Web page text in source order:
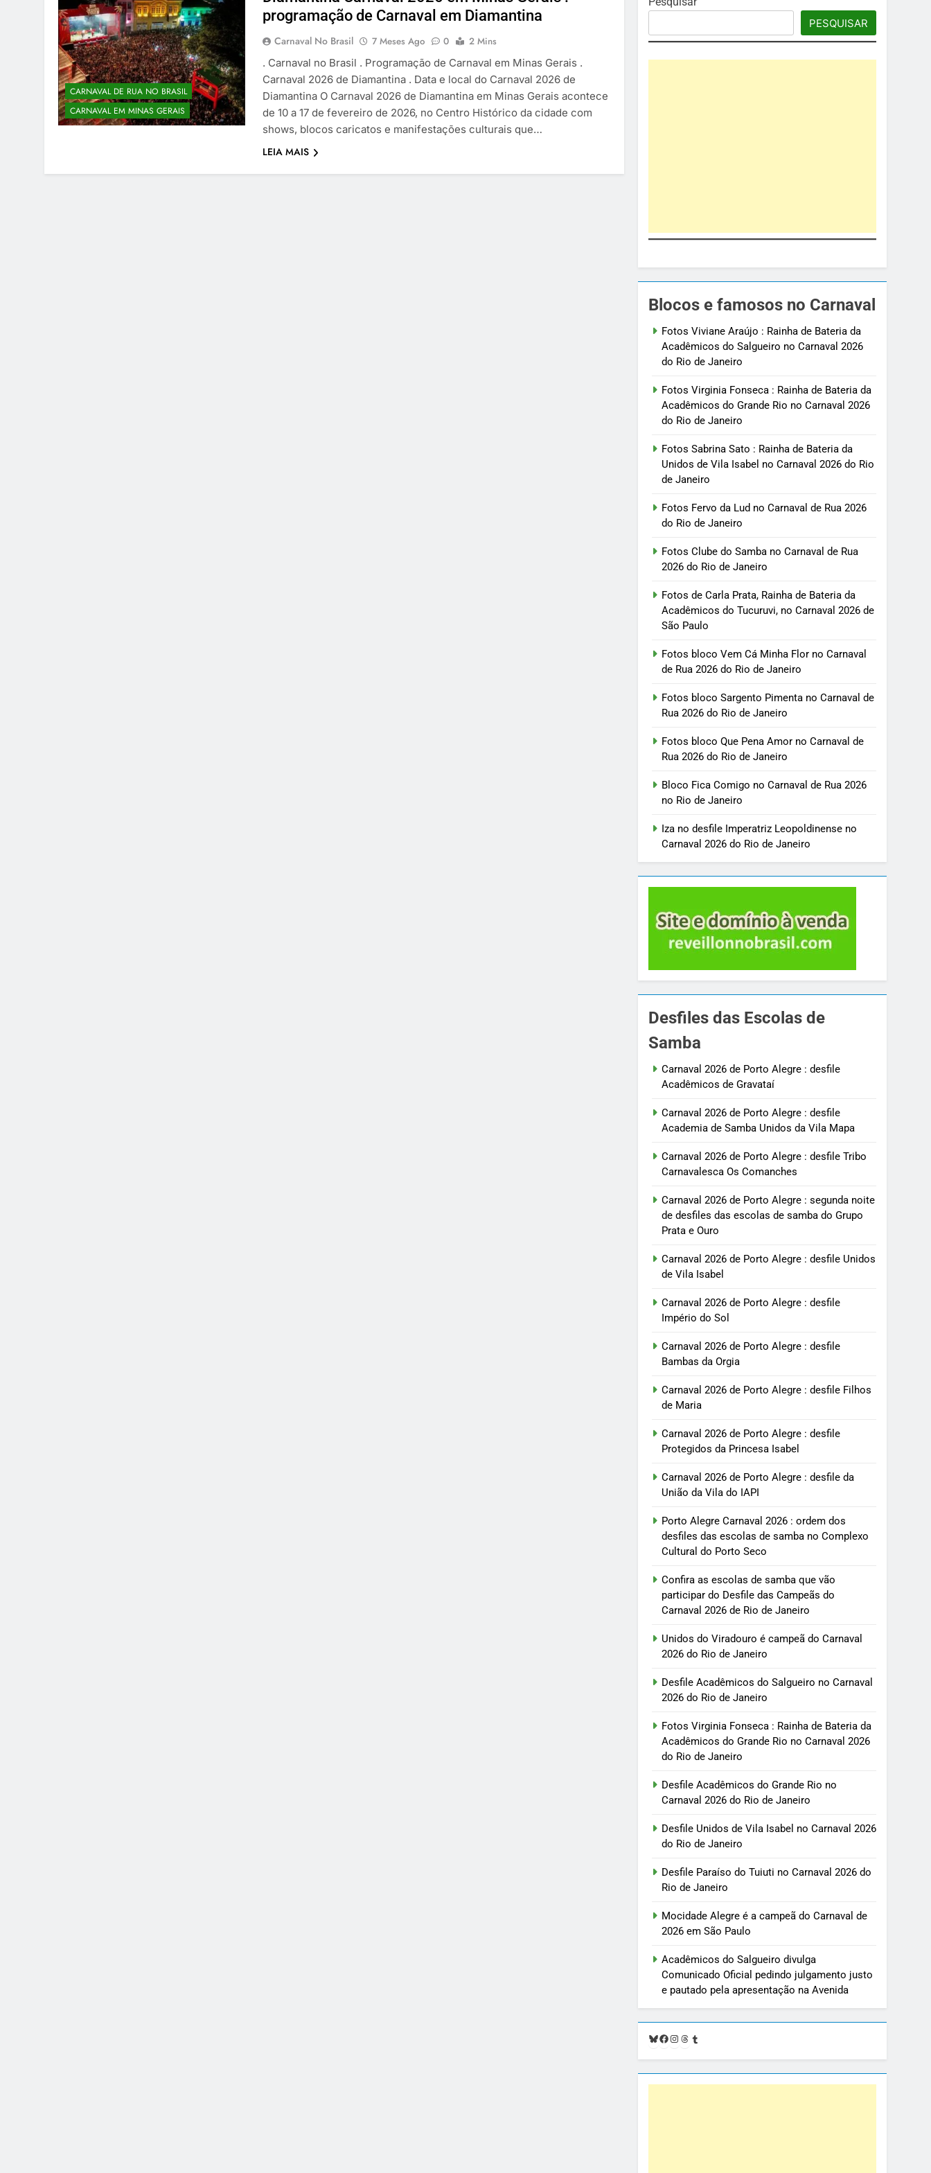
CARNAVAL DE RUA NO BRASIL
CARNAVAL EM MINAS GERAIS
programação de Carnaval em Diamantina
Carnaval No Brasil 7 Meses Ago 0
2 Mins
. Carnaval no Brasil . Programação de Carnaval em Minas Gerais .
Carnaval 2026 de Diamantina . Data e local do Carnaval 2026 de
Diamantina O Carnaval 2026 de Diamantina em Minas Gerais acontece
de 10 a 17 de fevereiro de 2026, no Centro Histórico da cidade com
shows, blocos caricatos e manifestações culturais que…
LEIA MAIS
PESQUISAR
Blocos e famosos no Carnaval
Fotos Viviane Araújo : Rainha de Bateria da
Acadêmicos do Salgueiro no Carnaval 2026
do Rio de Janeiro
Fotos Virginia Fonseca : Rainha de Bateria da
Acadêmicos do Grande Rio no Carnaval 2026
do Rio de Janeiro
Fotos Sabrina Sato : Rainha de Bateria da
Unidos de Vila Isabel no Carnaval 2026 do Rio
de Janeiro
Fotos Fervo da Lud no Carnaval de Rua 2026
do Rio de Janeiro
Fotos Clube do Samba no Carnaval de Rua
2026 do Rio de Janeiro
Fotos de Carla Prata, Rainha de Bateria da
Acadêmicos do Tucuruvi, no Carnaval 2026 de
São Paulo
Fotos bloco Vem Cá Minha Flor no Carnaval
de Rua 2026 do Rio de Janeiro
Fotos bloco Sargento Pimenta no Carnaval de
Rua 2026 do Rio de Janeiro
Fotos bloco Que Pena Amor no Carnaval de
Rua 2026 do Rio de Janeiro
Bloco Fica Comigo no Carnaval de Rua 2026
no Rio de Janeiro
Iza no desfile Imperatriz Leopoldinense no
Carnaval 2026 do Rio de Janeiro
Desfiles das Escolas de
Samba
Carnaval 2026 de Porto Alegre : desfile
Acadêmicos de Gravataí
Carnaval 2026 de Porto Alegre : desfile
Academia de Samba Unidos da Vila Mapa
Carnaval 2026 de Porto Alegre : desfile Tribo
Carnavalesca Os Comanches
Carnaval 2026 de Porto Alegre : segunda noite
de desfiles das escolas de samba do Grupo
Prata e Ouro
Carnaval 2026 de Porto Alegre : desfile Unidos
de Vila Isabel
Carnaval 2026 de Porto Alegre : desfile
Império do Sol
Carnaval 2026 de Porto Alegre : desfile
Bambas da Orgia
Carnaval 2026 de Porto Alegre : desfile Filhos
de Maria
Carnaval 2026 de Porto Alegre : desfile
Protegidos da Princesa Isabel
Carnaval 2026 de Porto Alegre : desfile da
União da Vila do IAPI
Porto Alegre Carnaval 2026 : ordem dos
desfiles das escolas de samba no Complexo
Cultural do Porto Seco
Confira as escolas de samba que vão
participar do Desfile das Campeãs do
Carnaval 2026 de Rio de Janeiro
Unidos do Viradouro é campeã do Carnaval
2026 do Rio de Janeiro
Desfile Acadêmicos do Salgueiro no Carnaval
2026 do Rio de Janeiro
Fotos Virginia Fonseca : Rainha de Bateria da
Acadêmicos do Grande Rio no Carnaval 2026
do Rio de Janeiro
Desfile Acadêmicos do Grande Rio no
Carnaval 2026 do Rio de Janeiro
Desfile Unidos de Vila Isabel no Carnaval 2026
do Rio de Janeiro
Desfile Paraíso do Tuiuti no Carnaval 2026 do
Rio de Janeiro
Mocidade Alegre é a campeã do Carnaval de
2026 em São Paulo
Acadêmicos do Salgueiro divulga
Comunicado Oficial pedindo julgamento justo
e pautado pela apresentação na Avenida
Bluesky
Facebook
Instagram
Threads